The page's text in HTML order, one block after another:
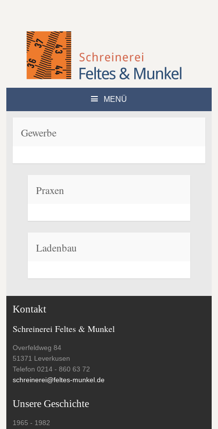
MENÜ
Gewerbe
Praxen
Ladenbau
Kontakt
Schreinerei Feltes & Munkel
Overfeldweg 84
51371 Leverkusen
Telefon 0214 - 860 63 72
schreinerei@feltes-munkel.de
Unsere Geschichte
1965 - 1982